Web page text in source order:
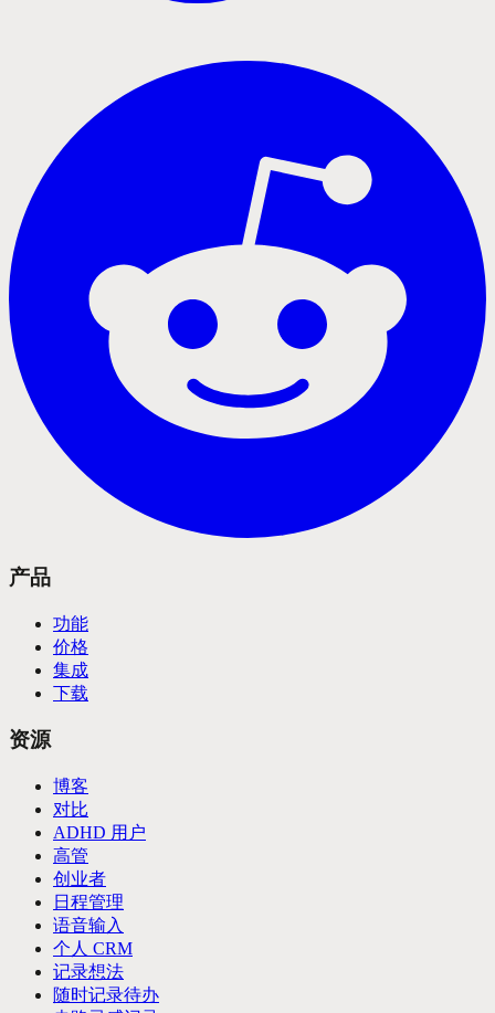
产品
功能
价格
集成
下载
资源
博客
对比
ADHD 用户
高管
创业者
日程管理
语音输入
个人 CRM
记录想法
随时记录待办